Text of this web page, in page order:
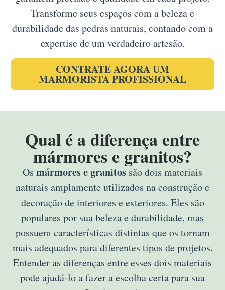
Transforme seus espaços com a beleza e
durabilidade das pedras naturais, contando com a
expertise de um verdadeiro artesão.
CONTRATE AGORA UM
MARMORISTA PROFISSIONAL
Qual é a diferença entre
mármores e granitos?
Os mármores e granitos são dois materiais
naturais amplamente utilizados na construção e
decoração de interiores e exteriores. Eles são
populares por sua beleza e durabilidade, mas
possuem características distintas que os tornam
mais adequados para diferentes tipos de projetos.
Entender as diferenças entre esses dois materiais
pode ajudá-lo a fazer a escolha certa para sua